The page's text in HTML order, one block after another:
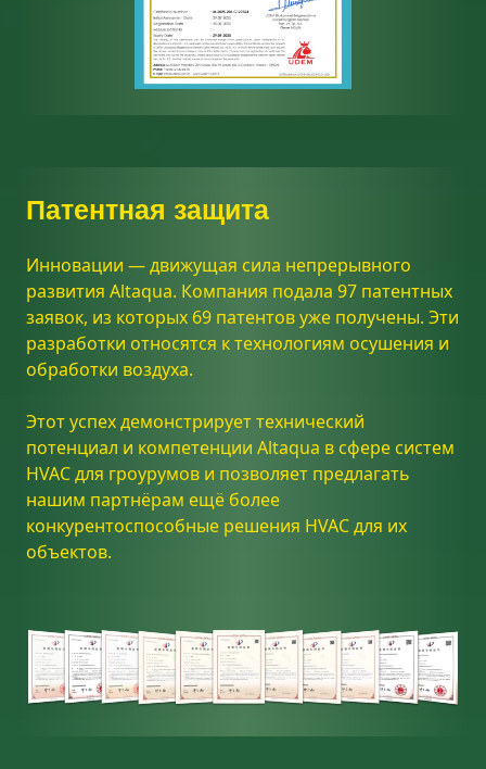
Патентная защита
Инновации — движущая сила непрерывного
развития Altaqua. Компания подала 97 патентных
заявок, из которых 69 патентов уже получены. Эти
разработки относятся к технологиям осушения и
обработки воздуха.
Этот успех демонстрирует технический
потенциал и компетенции Altaqua в сфере систем
HVAC для гроурумов и позволяет предлагать
нашим партнёрам ещё более
конкурентоспособные решения HVAC для их
объектов.